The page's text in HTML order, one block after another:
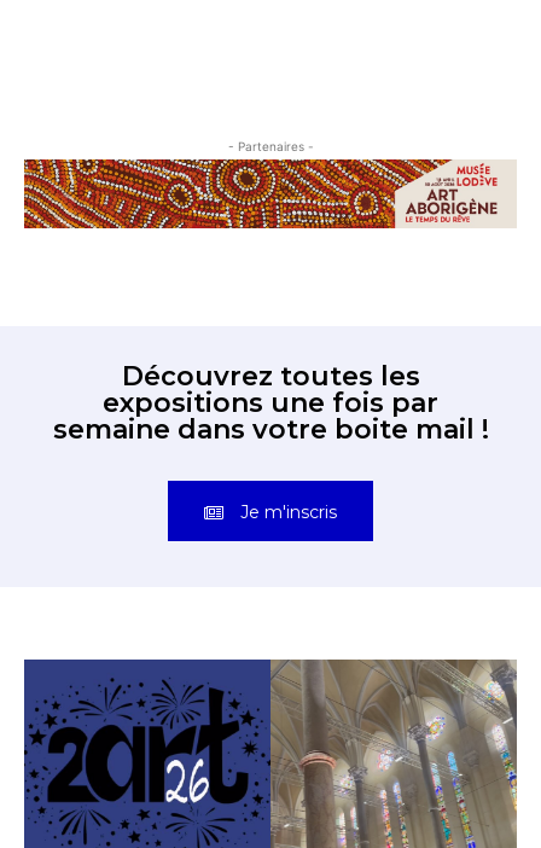
- Partenaires -
Découvrez toutes les
expositions une fois par
semaine dans votre boite mail !
Je m'inscris